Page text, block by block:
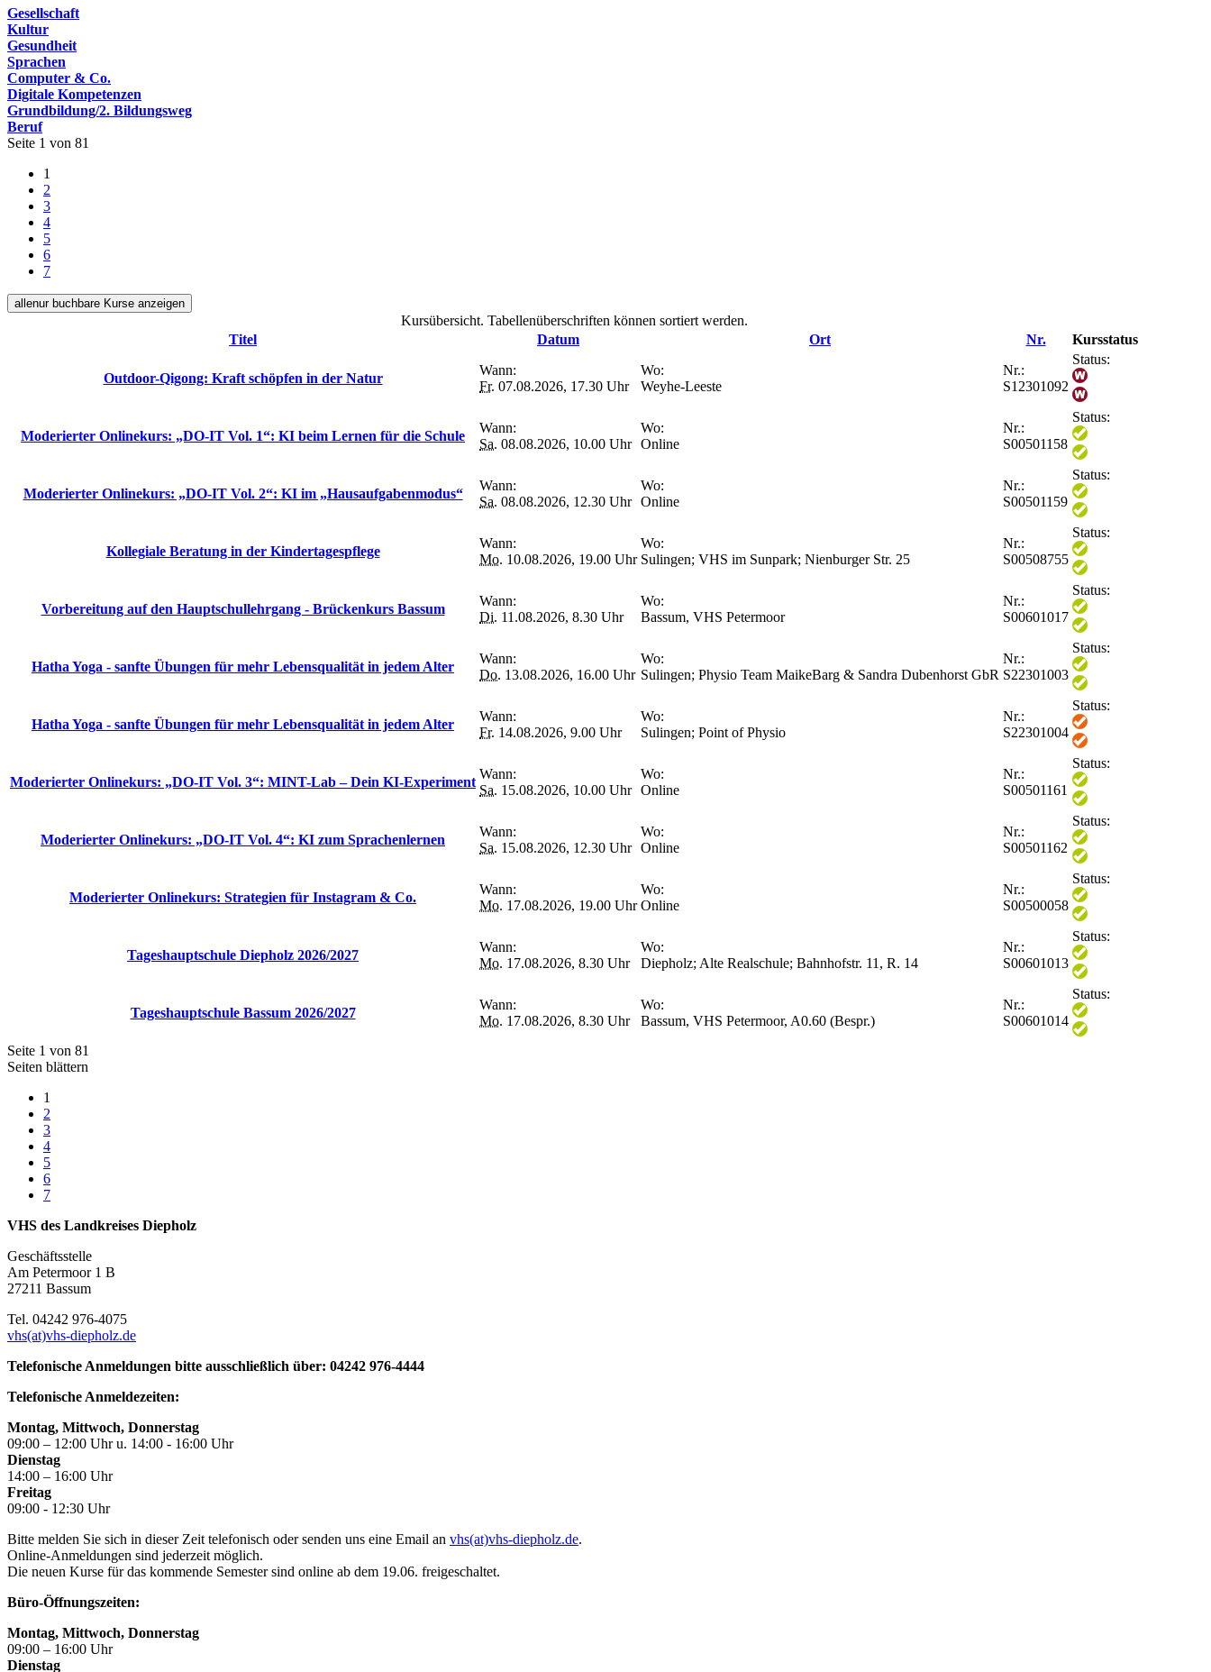
Gesellschaft
Kultur
Gesundheit
Sprachen
Computer & Co.
Digitale Kompetenzen
Grundbildung/2. Bildungsweg
Beruf
Seite 1 von 81
1
2
3
4
5
6
7
allenur buchbare Kurse anzeigen
Kursübersicht. Tabellenüberschriften können sortiert werden.
Titel
Datum Ort Nr. Kursstatus
Outdoor-Qigong: Kraft schöpfen in der Natur
Wann:
Fr. 07.08.2026, 17.30 Uhr
Wo:
Weyhe-Leeste
Nr.:
S12301092
Status:
Moderierter Onlinekurs: „DO-IT Vol. 1“: KI beim Lernen für die Schule
Wann:
Sa. 08.08.2026, 10.00 Uhr
Wo:
Online
Nr.:
S00501158
Status:
Moderierter Onlinekurs: „DO-IT Vol. 2“: KI im „Hausaufgabenmodus“
Wann:
Sa. 08.08.2026, 12.30 Uhr
Wo:
Online
Nr.:
S00501159
Status:
Kollegiale Beratung in der Kindertagespflege
Wann:
Mo. 10.08.2026, 19.00 Uhr
Wo:
Sulingen; VHS im Sunpark; Nienburger Str. 25
Nr.:
S00508755
Status:
Vorbereitung auf den Hauptschullehrgang - Brückenkurs Bassum
Wann:
Di. 11.08.2026, 8.30 Uhr
Wo:
Bassum, VHS Petermoor
Nr.:
S00601017
Status:
Hatha Yoga - sanfte Übungen für mehr Lebensqualität in jedem Alter
Wann:
Do. 13.08.2026, 16.00 Uhr
Wo:
Sulingen; Physio Team MaikeBarg & Sandra Dubenhorst GbR
Nr.:
S22301003
Status:
Hatha Yoga - sanfte Übungen für mehr Lebensqualität in jedem Alter
Wann:
Fr. 14.08.2026, 9.00 Uhr
Wo:
Sulingen; Point of Physio
Nr.:
S22301004
Status:
Moderierter Onlinekurs: „DO-IT Vol. 3“: MINT-Lab – Dein KI-Experiment
Wann:
Sa. 15.08.2026, 10.00 Uhr
Wo:
Online
Nr.:
S00501161
Status:
Moderierter Onlinekurs: „DO-IT Vol. 4“: KI zum Sprachenlernen
Wann:
Sa. 15.08.2026, 12.30 Uhr
Wo:
Online
Nr.:
S00501162
Status:
Moderierter Onlinekurs: Strategien für Instagram & Co.
Wann:
Mo. 17.08.2026, 19.00 Uhr
Wo:
Online
Nr.:
S00500058
Status:
Tageshauptschule Diepholz 2026/2027
Wann:
Mo. 17.08.2026, 8.30 Uhr
Wo:
Diepholz; Alte Realschule; Bahnhofstr. 11, R. 14
Nr.:
S00601013
Status:
Tageshauptschule Bassum 2026/2027
Wann:
Mo. 17.08.2026, 8.30 Uhr
Wo:
Bassum, VHS Petermoor, A0.60 (Bespr.)
Nr.:
S00601014
Status:
Seite 1 von 81
Seiten blättern
1
2
3
4
5
6
7
VHS des Landkreises Diepholz
Geschäftsstelle
Am Petermoor 1 B
27211 Bassum
Tel. 04242 976-4075
vhs(at)vhs-diepholz.de
Telefonische Anmeldungen bitte ausschließlich über: 04242 976-4444
Telefonische Anmeldezeiten:
Montag, Mittwoch, Donnerstag
09:00 – 12:00 Uhr u. 14:00 - 16:00 Uhr
Dienstag
14:00 – 16:00 Uhr
Freitag
09:00 - 12:30 Uhr
Bitte melden Sie sich in dieser Zeit telefonisch oder senden uns eine Email an vhs(at)vhs-diepholz.de.
Online-Anmeldungen sind jederzeit möglich.
Die neuen Kurse für das kommende Semester sind online ab dem 19.06. freigeschaltet.
Büro-Öffnungszeiten:
Montag, Mittwoch, Donnerstag
09:00 – 16:00 Uhr
Dienstag